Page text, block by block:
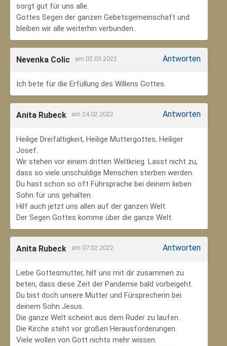
sorgt gut für uns alle.
Gottes Segen der ganzen Gebetsgemeinschaft und
bleiben wir alle weiterhin verbunden.
Nevenka Colic am 02.03.2022 Antworten
Ich bete für die Erfüllung des Willens Gottes.
Anita Rubeck am 24.02.2022 Antworten
Heilige Dreifaltigkeit, Heilige Muttergottes, Heiliger
Josef.
Wir stehen vor einem dritten Weltkrieg. Lasst nicht zu,
dass so viele unschuldige Menschen sterben werden.
Du hast schon so oft Führsprache bei deinem lieben
Sohn für uns gehalten.
Hilf auch jetzt uns allen auf der ganzen Welt.
Der Segen Gottes komme über die ganze Welt.
Anita Rubeck am 07.02.2022 Antworten
Liebe Gottesmutter, hilf uns mit dir zusammen zu
beten, dass diese Zeit der Pandemie bald vorbeigeht.
Du bist doch unsere Mutter und Fürsprecherin bei
deinem Sohn Jesus.
Die ganze Welt scheint aus dem Ruder zu laufen.
Die Kirche steht vor großen Herausforderungen.
Viele wollen von Gott nichts mehr wissen.